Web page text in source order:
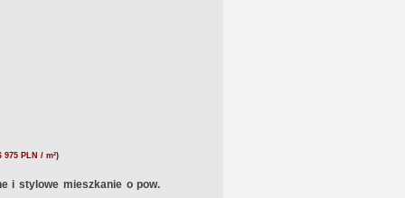
975 PLN / m²)
i stylowe mieszkanie o pow.